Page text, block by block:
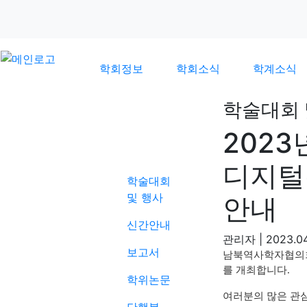
학회정보 학회소식 학계소식
학술대회
및 행사
신간안내
보고서
학위논문
학술대회
2023
디지
안내
관리자
남북역사학자협
를 개최합니다.
여러분의 많은 관